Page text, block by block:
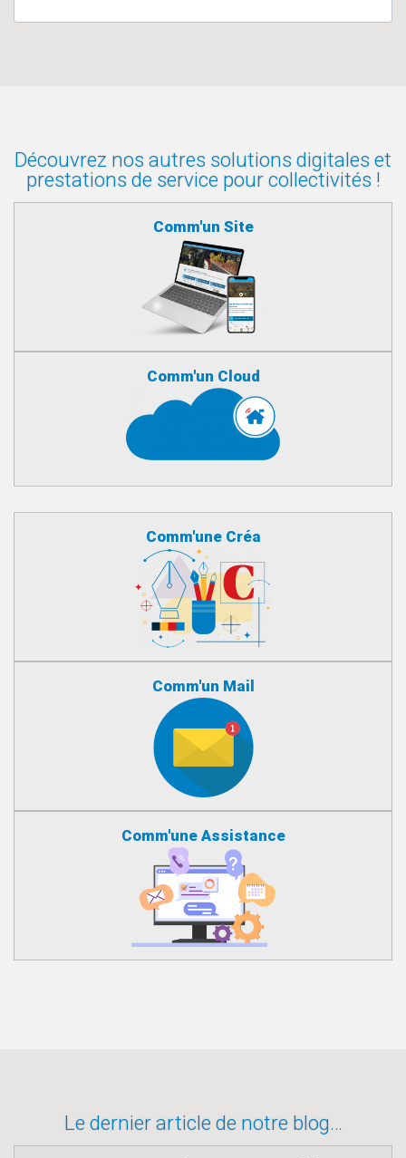
Découvrez nos autres solutions digitales et
prestations de service pour collectivités !
Comm'un Site
Comm'un Cloud
Comm'une Créa
Comm'un Mail
Comm'une Assistance
Le dernier article de notre blog…